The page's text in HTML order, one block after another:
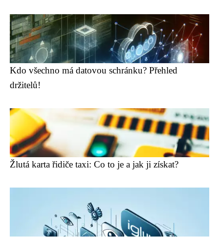
Kdo všechno má datovou schránku? Přehled
držitelů!
Žlutá karta řidiče taxi: Co to je a jak ji získat?